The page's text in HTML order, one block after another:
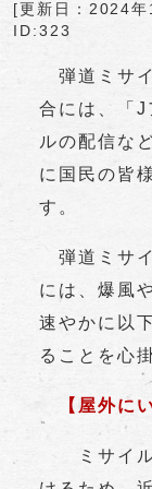
[更新日： 2024年
ID:323
弾道ミサ
合には、「J
ルの配信な
に国民の皆
す。
弾道ミサ
には、爆風
速やかに以
ることを心
【屋外にい
ミサイル